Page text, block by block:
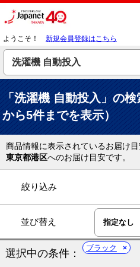
ようこそ！ 新規会員登録はこちら
「洗濯機 自動投入」の
から5件までを表示）
商品情報に表示されているお届け目
東京都港区へのお届け目安です。
絞り込み
並び替え
選択中の条件： ブラック